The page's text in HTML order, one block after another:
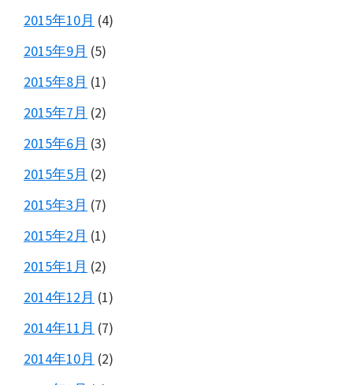
2015年10月 (4)
2015年9月 (5)
2015年8月 (1)
2015年7月 (2)
2015年6月 (3)
2015年5月 (2)
2015年3月 (7)
2015年2月 (1)
2015年1月 (2)
2014年12月 (1)
2014年11月 (7)
2014年10月 (2)